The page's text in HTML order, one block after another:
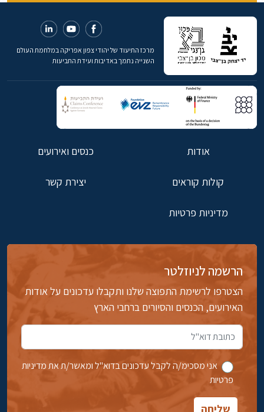
מרכז התיעוד של יהודי צפון אפריקה במלחמת העולם
השנייה נתמך באדיבות ועידת התביעות
אודות כנסים ואירועים
קולות קוראים יצירת קשר
מדיניות פרטיות
הרשמה לניוזלטר
הצטרפו לרשימת התפוצה שלנו ותקבלו עדכונים על אודות
האירועים, הכנסים והסיורים ברחבי הארץ
אני מסכימ/ה לקבל עדכונים בדוא''ל ומאשר/ת את מדיניות
פרטיות